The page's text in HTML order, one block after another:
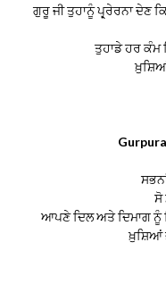
ਗੁਰੂ ਜੀ ਤੁਹਾਨੂੰ ਪ੍ਰ੍ਰੇਰਨਾ ਦੇਣ
ਤੁਹਾਡੇ ਹਰ ਕੰਮ
ਸੋ
ਆਪਣੇ ਦਿਲ ਅਤੇ ਦਿਮਾਗ ਨੂੰ
ਖ਼ੁਸ਼ਿਆਂ